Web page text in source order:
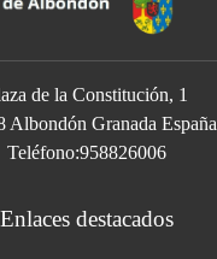
de la Constitución, 1
Albondón Granada España
Teléfono:958826006
Enlaces destacados